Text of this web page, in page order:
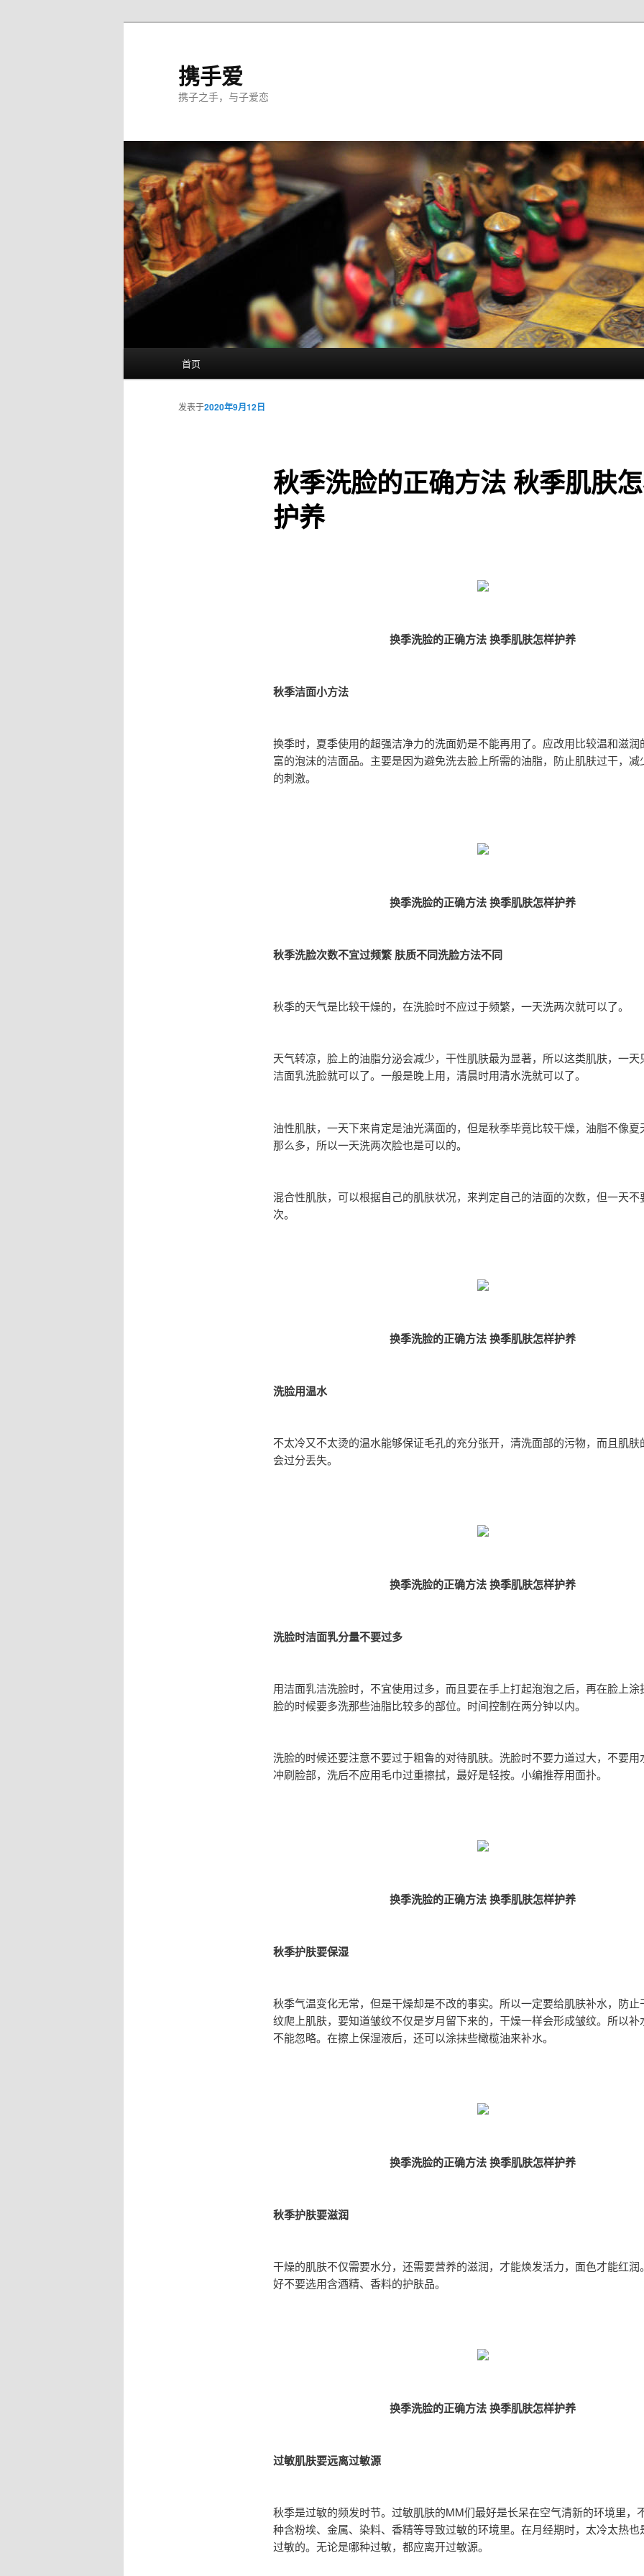
携手爱
携子之手，与子爱恋
首页
秋季洗脸的正确方法 秋季肌肤
护养
发表于2020年9月12日
换季洗脸的正确方法 换季肌肤怎样护养
秋季洁面小方法
换季时，夏季使用的超强洁净力的洗面奶是不能再用了。应改用比较温和滋润
富的泡沫的洁面品。主要是因为避免洗去脸上所需的油脂，防止肌肤过干，减
的刺激。
换季洗脸的正确方法 换季肌肤怎样护养
秋季洗脸次数不宜过频繁 肤质不同洗脸方法不同
秋季的天气是比较干燥的，在洗脸时不应过于频繁，一天洗两次就可以了。
天气转凉，脸上的油脂分泌会减少，干性肌肤最为显著，所以这类肌肤，一天
洁面乳洗脸就可以了。一般是晚上用，清晨时用清水洗就可以了。
油性肌肤，一天下来肯定是油光满面的，但是秋季毕竟比较干燥，油脂不像夏
那么多，所以一天洗两次脸也是可以的。
混合性肌肤，可以根据自己的肌肤状况，来判定自己的洁面的次数，但一天不
次。
换季洗脸的正确方法 换季肌肤怎样护养
洗脸用温水
不太冷又不太烫的温水能够保证毛孔的充分张开，清洗面部的污物，而且肌肤
会过分丢失。
换季洗脸的正确方法 换季肌肤怎样护养
洗脸时洁面乳分量不要过多
用洁面乳洁洗脸时，不宜使用过多，而且要在手上打起泡泡之后，再在脸上涂
脸的时候要多洗那些油脂比较多的部位。时间控制在两分钟以内。
洗脸的时候还要注意不要过于粗鲁的对待肌肤。洗脸时不要力道过大，不要用
冲刷脸部，洗后不应用毛巾过重擦拭，最好是轻按。小编推荐用面扑。
换季洗脸的正确方法 换季肌肤怎样护养
秋季护肤要保湿
秋季气温变化无常，但是干燥却是不改的事实。所以一定要给肌肤补水，防止
纹爬上肌肤，要知道皱纹不仅是岁月留下来的，干燥一样会形成皱纹。所以补
不能忽略。在擦上保湿液后，还可以涂抹些橄榄油来补水。
换季洗脸的正确方法 换季肌肤怎样护养
秋季护肤要滋润
干燥的肌肤不仅需要水分，还需要营养的滋润，才能焕发活力，面色才能红润
好不要选用含酒精、香料的护肤品。
换季洗脸的正确方法 换季肌肤怎样护养
过敏肌肤要远离过敏源
秋季是过敏的频发时节。过敏肌肤的MM们最好是长呆在空气清新的环境里，
种含粉埃、金属、染料、香精等导致过敏的环境里。在月经期时，太冷太热也
过敏的。无论是哪种过敏，都应离开过敏源。